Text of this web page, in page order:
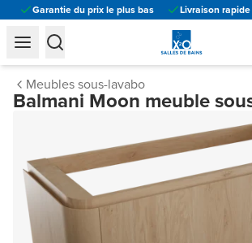
Garantie du prix le plus bas Livraison rapide
general.navigation.toggle_menu.label
Meubles sous-lavabo
Balmani Moon meuble